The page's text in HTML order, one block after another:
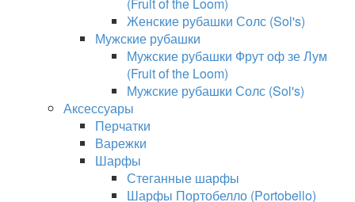
Женские рубашки Солс (Sol's)
Мужские рубашки
Мужские рубашки Фрут оф зе Лум
(Fruit of the Loom)
Мужские рубашки Солс (Sol's)
Аксессуары
Перчатки
Варежки
Шарфы
Стеганные шарфы
Шарфы Портобелло (Portobello)